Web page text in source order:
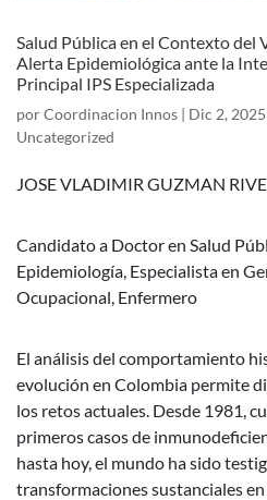
Salud Pública en el Contexto del
Alerta Epidemiológica ante la
Principal IPS Especializada
porCoordinacion Innos | Dic 2, 2025
Uncategorized
JOSE VLADIMIR GUZMAN
Candidato a Doctor en Salud
Epidemiología, Especialista en
Ocupacional, Enfermero
El análisis del comportamiento
evolución en Colombia permite
los retos actuales. Desde 1981,
primeros casos de
hasta hoy, el mundo ha sido
transformaciones sustanciales